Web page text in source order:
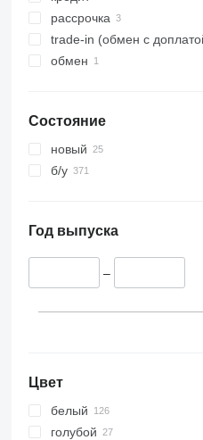
рассрочка
trade-in (обмен с
обмен
Состояние
новый
б/у
Год выпуска
–
Цвет
белый
голубой